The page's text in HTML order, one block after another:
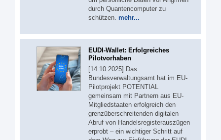
durch Quantencomputer zu
schützen. mehr...
EUDI-Wallet: Erfolgreiches
Pilotvorhaben
[14.10.2025] Das
Bundesverwaltungsamt hat im EU-
Pilotprojekt POTENTIAL
gemeinsam mit Partnern aus EU-
Mitgliedstaaten erfolgreich den
grenzüberschreitenden digitalen
Abruf von Handelsregisterauszügen
erprobt – ein wichtiger Schritt auf